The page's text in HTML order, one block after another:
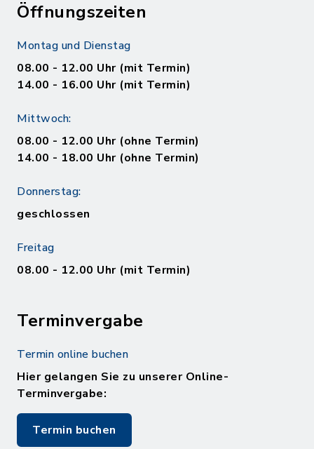
Öffnungszeiten
Montag und Dienstag
08.00 - 12.00 Uhr (mit Termin)
14.00 - 16.00 Uhr (mit Termin)
Mittwoch:
08.00 - 12.00 Uhr (ohne Termin)
14.00 - 18.00 Uhr (ohne Termin)
Donnerstag:
geschlossen
Freitag
08.00 - 12.00 Uhr (mit Termin)
Terminvergabe
Termin online buchen
Hier gelangen Sie zu unserer Online-
Terminvergabe:
Termin buchen